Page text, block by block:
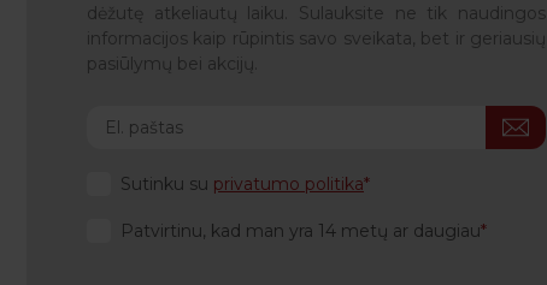
dėžutę atkeliautų laiku. Sulauksite ne tik naudingos
informacijos kaip rūpintis savo sveikata, bet ir geriausių
pasiūlymų bei akcijų.
Sutinku su privatumo politika
Patvirtinu, kad man yra 14 metų ar daugiau